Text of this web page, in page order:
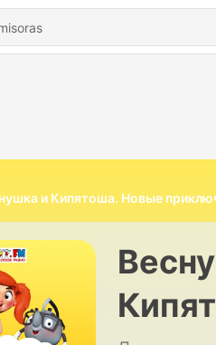
и Кипятоша. Новые